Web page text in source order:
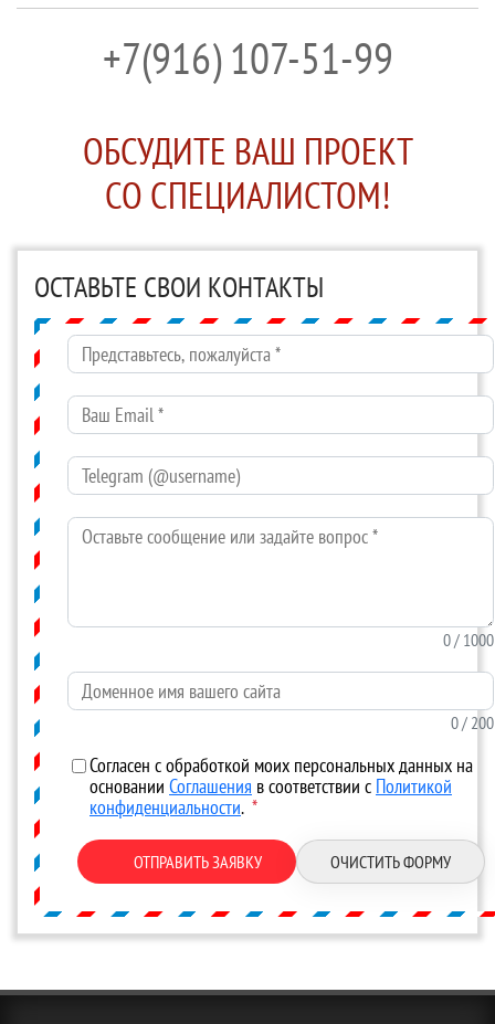
+7(916) 107-51-99
ОБСУДИТЕ ВАШ ПРОЕКТ
СО СПЕЦИАЛИСТОМ!
ОСТАВЬТЕ СВОИ КОНТАКТЫ
Представьтесь, пожалуйста*
Ваш Email*
Telegram (@username)
Оставьте сообщение или задайте вопрос *
0/ 1000
Доменное имя вашего сайта
0/ 200
Согласен с обработкой моих персональных данных на
основании Соглашения в соответствии с Политикой
конфиденциальности. *
ОТПРАВИТЬ ЗАЯВКУ ОЧИСТИТЬ ФОРМУ